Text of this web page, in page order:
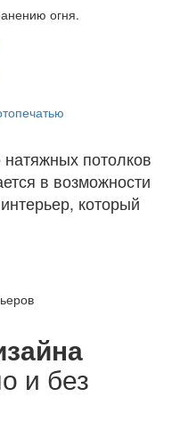
огня.
потолков
в возможности
который
и без